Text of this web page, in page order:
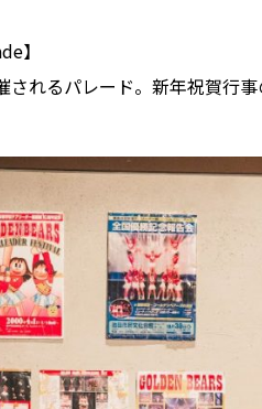
】
れるパレード。新年祝賀行